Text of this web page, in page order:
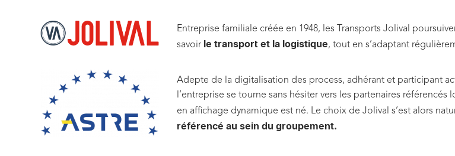
Entreprise familiale créée en 1948, les Transports Jolival
savoirle transport et la logistique, tout en s’adaptant
Adepte de la digitalisation des process, adhérant et participant
l’entreprise se tourne sans hésiter vers les partenaires
en affichage dynamique est né. Le choix de Jolival s’est alors
référencé au sein du groupement.